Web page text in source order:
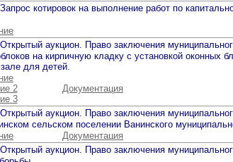
Запрос котировок на выполнение работ по
Открытый аукцион. Право заключения
на кирпичную кладку с установкой оконных
для детей.
2
3
Документация
Открытый аукцион. Право заключения
сельском поселении Ванинского
Документация
Открытый аукцион. Право заключения